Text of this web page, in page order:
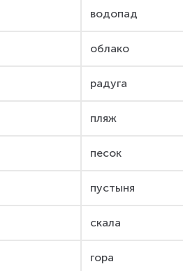
водопад
облако
радуга
пляж
песок
пустыня
скала
гора